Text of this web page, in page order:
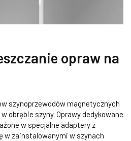
opraw na
szynoprzewodów magnetycznych
obrębie szyny. Oprawy dedykowane
w specjalne adaptery z
w zainstalowanymi w szynach